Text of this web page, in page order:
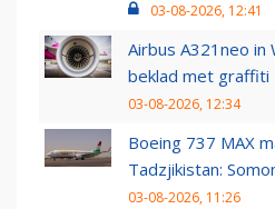
03-08-2026, 12:41
Airbus A321neo in
beklad met graffiti
03-08-2026, 12:34
Boeing 737 MAX
Tadzjikistan:
03-08-2026, 11:26